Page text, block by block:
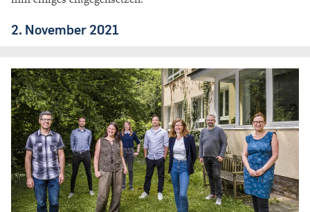
2. November 2021